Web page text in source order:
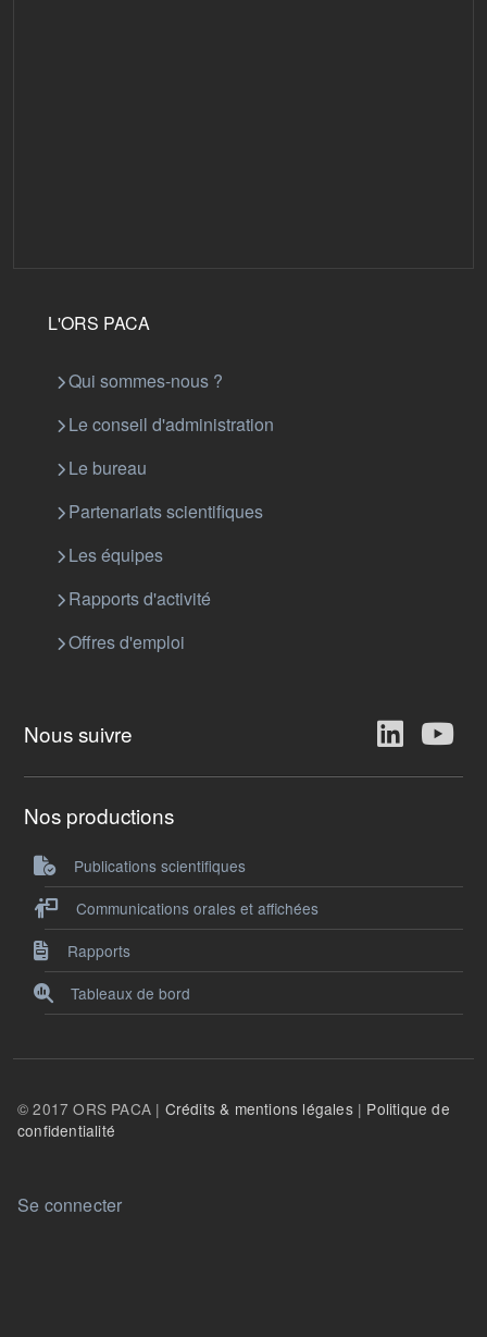
L'ORS PACA
Qui sommes-nous ?
Le conseil d'administration
Le bureau
Partenariats scientifiques
Les équipes
Rapports d'activité
Offres d'emploi
Nous suivre
Nos productions
Publications scientifiques
Communications orales et affichées
Rapports
Tableaux de bord
© 2017 ORS PACA | Crédits & mentions légales| Politique de
confidentialité
User account menu
Se connecter